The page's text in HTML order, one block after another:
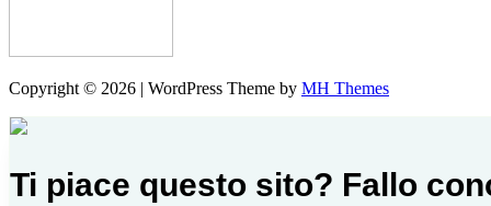
Copyright © 2026 | WordPress Theme by MH Themes
Ti piace questo sito? Fallo